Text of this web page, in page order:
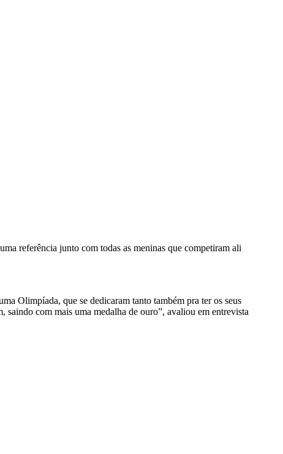
referência junto com todas as meninas que competiram ali
Olimpíada, que se dedicaram tanto também pra ter os seus
saindo com mais uma medalha de ouro”, avaliou em entrevista